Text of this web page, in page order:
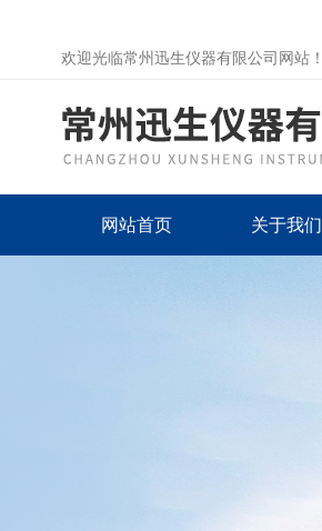
欢迎光临常州迅生仪器有限公司网站！
网站首页 关于我们